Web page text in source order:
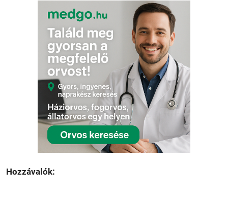
Hozzávalók: